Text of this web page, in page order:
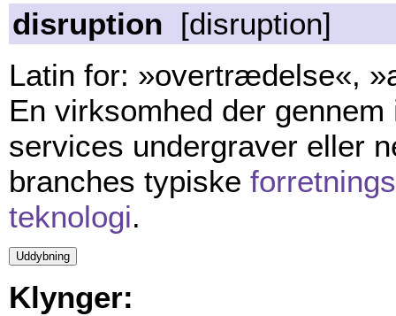
disruption [disruption]
Latin for: »overtrædelse«,
En virksomhed der gennem
services undergraver eller
branches typiske
teknologi.
Klynger: